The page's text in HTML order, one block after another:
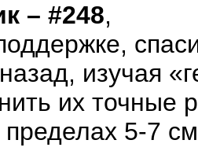
– #248,
изучая
их точные
5-7